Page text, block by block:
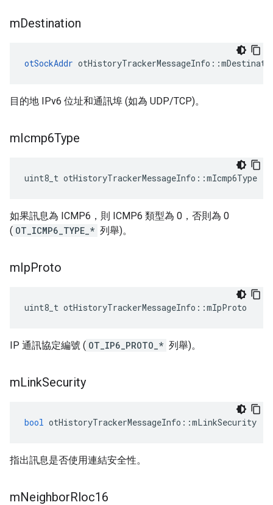
mDestination
otSockAddr otHistoryTrackerMessageInfo ::
目的地 IPv6 位址和通訊埠 (如為 UDP/TCP)。
mIcmp6Type
uint8_t otHistoryTrackerMessageInfo ::mIcmp6Type
如果訊息為 ICMP6，則 ICMP6 類型為 0，否則為 0
( OT_ICMP6_TYPE_* 列舉)。
mIpProto
uint8_t otHistoryTrackerMessageInfo ::mIpProto
IP 通訊協定編號 ( OT_IP6_PROTO_* 列舉)。
mLinkSecurity
bool otHistoryTrackerMessageInfo ::mLinkSecurity
指出訊息是否使用連結安全性。
mNeighborRloc16